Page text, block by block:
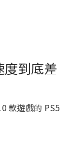
度到底差
款遊戲的 PS5